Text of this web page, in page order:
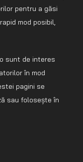
pentru a găsi
mod posibil,
sunt de interes
în mod
pagini se
sau folosește în